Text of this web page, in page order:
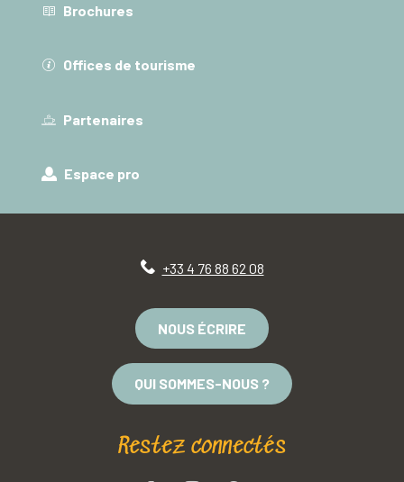
Brochures
Offices de tourisme
Partenaires
Espace pro
+33 4 76 88 62 08
NOUS ÉCRIRE
QUI SOMMES-NOUS ?
Restez connectés